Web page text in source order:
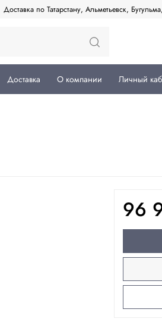
Доставка по Татарстану, Альметьевск,
Доставка О компании Личный
96